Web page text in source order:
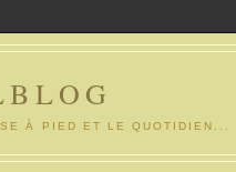
À PIED ET LE QUOTIDIEN...